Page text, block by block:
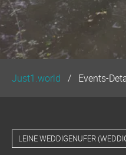
Just1.world Events-
LEINE WEDDIGENUFER (